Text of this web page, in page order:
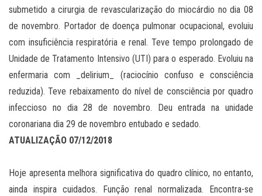
submetido a cirurgia de revascularização do miocárdio no dia 08
de novembro. Portador de doença pulmonar ocupacional, evoluiu
com insuficiência respiratória e renal. Teve tempo prolongado de
Unidade de Tratamento Intensivo (UTI) para o esperado. Evoluiu na
enfermaria com _delirium_ (raciocínio confuso e consciência
reduzida). Teve rebaixamento do nível de consciência por quadro
infeccioso no dia 28 de novembro. Deu entrada na unidade
coronariana dia 29 de novembro entubado e sedado.
ATUALIZAÇÃO 07/12/2018
Hoje apresenta melhora significativa do quadro clínico, no entanto,
ainda inspira cuidados. Função renal normalizada. Encontra-se